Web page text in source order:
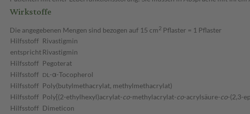
Wirkstoffe
Die angegebenen Mengen sind bezogen auf 15 cm2 Pflaster = 1 Pflaster
Hilfsstoff Rivastigmin
entsprichtRivastigmin
Hilfsstoff Pegoterat
Hilfsstoff DL-α-Tocopherol
Hilfsstoff Poly(butylmethacrylat, methylmethacrylat)
Hilfsstoff Poly[(2-ethylhexyl)acrylat-co-methylacrylat-co-acrylsäure-co-(2,3-
Hilfsstoff Dimeticon